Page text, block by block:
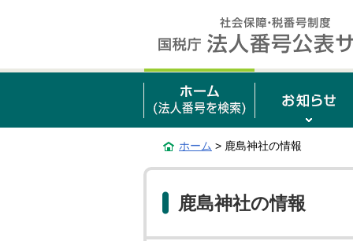
ホーム > 鹿島神社の情報
鹿島神社の情報